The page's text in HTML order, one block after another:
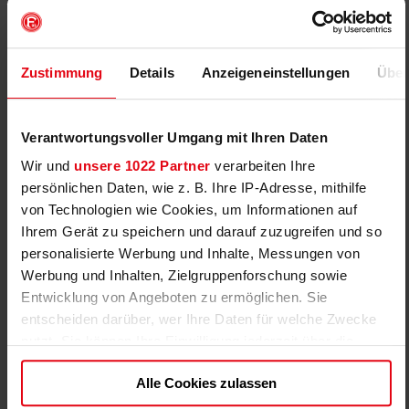
Zustimmung Details Anzeigeneinstellungen
Verantwortungsvoller Umgang mit Ihren Daten
Wir und unsere 1022 Partner verarbeiten Ihre
persönlichen Daten, wie z. B. Ihre IP-Adresse, mithilfe
von Technologien wie Cookies, um Informationen auf
Ihrem Gerät zu speichern und darauf zuzugreifen und so
personalisierte Werbung und Inhalte, Messungen von
Werbung und Inhalten, Zielgruppenforschung sowie
Entwicklung von Angeboten zu ermöglichen. Sie
entscheiden darüber, wer Ihre Daten für welche Zwecke
Cookie-Erklärung oder durch Klicken auf das Privacy
Trigger Symbol ändern oder widerrufen
Alle Cookies zulassen
VfB Stuttgart II
Spieltagscamps
Fr, 28.08.2026 16:00 bis
Fr, 28.08.2026 18:00
89,95 EUR
Kleingruppentraining:
F95-NLZ am Flinger
Broich 89
Schwerpunkttraining
40235 Düsseldorf
bis So, 06.09.2026 11:00
29,95 EUR
FREIE PLÄTZE
Anmelden
F95-NLZ am Flinger